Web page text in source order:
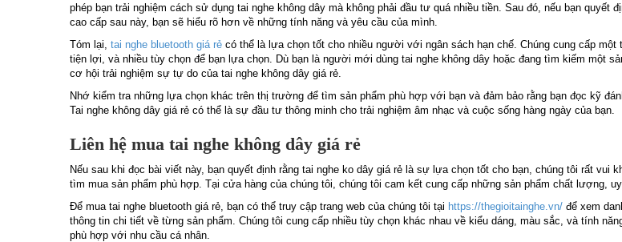
phép bạn trải nghiệm cách sử dụng tai nghe không dây mà không phải đầu tư quá nhiều tiền. Sau đó, nếu bạn quyết
cao cấp sau này, bạn sẽ hiểu rõ hơn về những tính năng và yêu cầu của mình.
Tóm lại, tai nghe bluetooth giá rẻ có thể là lựa chọn tốt cho nhiều người với ngân sách hạn chế. Chúng cung cấp một
tiện lợi, và nhiều tùy chọn để bạn lựa chọn. Dù bạn là người mới dùng tai nghe không dây hoặc đang tìm kiếm một
cơ hội trải nghiệm sự tự do của tai nghe không dây giá rẻ.
Nhớ kiểm tra những lựa chọn khác trên thị trường để tìm sản phẩm phù hợp với bạn và đảm bảo rằng bạn đọc kỹ
Tai nghe không dây giá rẻ có thể là sự đầu tư thông minh cho trải nghiệm âm nhạc và cuộc sống hàng ngày của bạn.
Liên hệ mua tai nghe không dây giá rẻ
Nếu sau khi đọc bài viết này, bạn quyết định rằng tai nghe ko dây giá rẻ là sự lựa chọn tốt cho bạn, chúng tôi rất vui
tìm mua sản phẩm phù hợp. Tại cửa hàng của chúng tôi, chúng tôi cam kết cung cấp những sản phẩm chất lượng,
Để mua tai nghe bluetooth giá rẻ, bạn có thể truy cập trang web của chúng tôi tại https://thegioitainghe.vn/ để xem
thông tin chi tiết về từng sản phẩm. Chúng tôi cung cấp nhiều tùy chọn khác nhau về kiểu dáng, màu sắc, và tính
phù hợp với nhu cầu cá nhân.